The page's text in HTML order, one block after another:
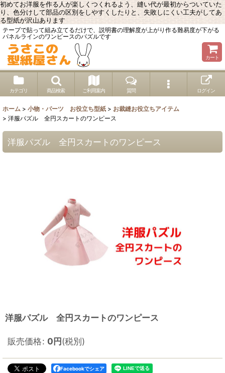
初めてお洋服を作る人が楽しくつくれるよう、縫い代が最初からついていた
り、色分けして部品の区別をしやすくしたりと、失敗しにくい工夫がしてあ
る型紙が沢山あります
テープで貼って組み立てるだけで、説明書の理解度が上がり作る難易度が下がる
パネルラインのワンピースのパズルです
カート
カテゴリ 商品検索 ご利用案内 質問 ログイン
ホーム > 小物・パーツ お役立ち型紙 > お裁縫お役立ちアイテム
> 洋服パズル 全円スカートのワンピース
洋服パズル 全円スカートのワンピース
洋服パズル 全円スカートのワンピース
販売価格: 0円(税別)
Facebookでシェア